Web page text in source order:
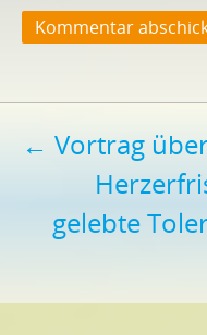
← Vortrag
gelebte